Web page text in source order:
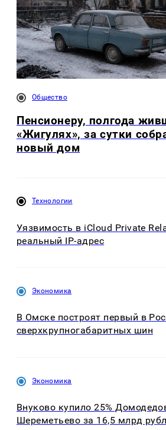
Общество
Пенсионеру, полгода
«Жигулях», за сутки
новый дом
Технологии
Уязвимость в iCloud Private
реальный IP-адрес
Экономика
В Омске построят первый в
сверхкрупногабаритных шин
Экономика
Внуково купило 25%
Шереметьево за 16,5 млрд